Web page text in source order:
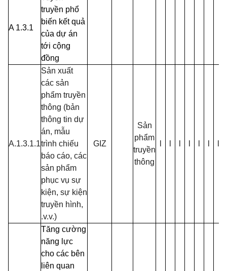
A 1.3.1
truyền phổ
biến kết quả
của dự án
tới cộng
đồng
A.1.3.1.1
Sản xuất
các sản
phẩm truyền
thông (bản
thông tin dự
án, mẫu
trình chiếu
báo cáo, các
sản phẩm
phục vụ sự
kiện, sự kiện
truyền hình,
.v.v.)
GIZ
Sản
phẩm
truyền
thông
Tăng cường
năng lực
cho các bên
liên quan